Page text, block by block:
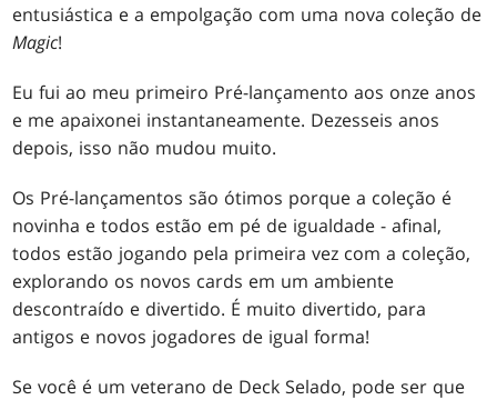
entusiástica e a empolgação com uma nova coleção de
Magic!
Eu fui ao meu primeiro Pré-lançamento aos onze anos
e me apaixonei instantaneamente. Dezesseis anos
depois, isso não mudou muito.
Os Pré-lançamentos são ótimos porque a coleção é
novinha e todos estão em pé de igualdade - afinal,
todos estão jogando pela primeira vez com a coleção,
explorando os novos cards em um ambiente
descontraído e divertido. É muito divertido, para
antigos e novos jogadores de igual forma!
Se você é um veterano de Deck Selado, pode ser que